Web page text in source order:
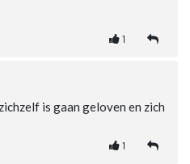
1
is gaan geloven en zich
1